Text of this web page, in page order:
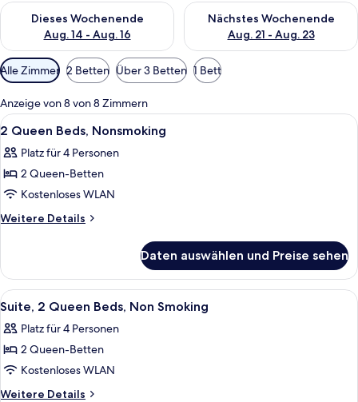
Dieses Wochenende
Aug. 14 - Aug. 16
Überprüfe die Verfügbarkeit für dieses Wochenende, Aug. 14
Nächstes Wochenende
Aug. 21 - Aug. 23
Überprüfe die Verfügbarkeit
Verfügbare
Filter
für
Zimmer
Alle Zimmer 2 Betten Über 3 Betten 1 Bett
Anzeige von 8 von 8 Zimmern
Alle
Fotos
für
2
Queen
Beds,
Verdunkelungsvorhänge,
10
2 Queen Beds, Nonsmoking
Platz für 4 Personen
2 Queen-Betten
Kostenloses WLAN
Weitere Details
Weitere
Queen
Beds,
Nonsmoking
Daten auswählen und Preise sehen
Alle
Fotos
für
Suite,
2
Queen
Ein Hotelzimmer mit zwei Betten,
5
Suite, 2 Queen Beds, Non Smoking
Platz für 4 Personen
2 Queen-Betten
Kostenloses WLAN
Weitere Details
Weitere